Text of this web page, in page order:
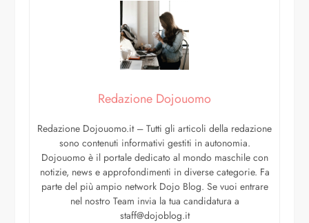
Redazione Dojouomo
Redazione Dojouomo.it – Tutti gli articoli della redazione
sono contenuti informativi gestiti in autonomia.
Dojouomo è il portale dedicato al mondo maschile con
notizie, news e approfondimenti in diverse categorie. Fa
parte del più ampio network Dojo Blog. Se vuoi entrare
nel nostro Team invia la tua candidatura a
staff@dojoblog.it